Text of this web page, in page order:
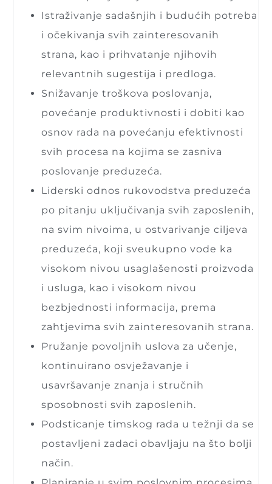
Istraživanje sadašnjih i budućih potreba
i očekivanja svih zainteresovanih
strana, kao i prihvatanje njihovih
relevantnih sugestija i predloga.
Snižavanje troškova poslovanja,
povećanje produktivnosti i dobiti kao
osnov rada na povećanju efektivnosti
svih procesa na kojima se zasniva
poslovanje preduzeća.
Liderski odnos rukovodstva preduzeća
po pitanju uključivanja svih zaposlenih,
na svim nivoima, u ostvarivanje ciljeva
preduzeća, koji sveukupno vode ka
visokom nivou usaglašenosti proizvoda
i usluga, kao i visokom nivou
bezbjednosti informacija, prema
zahtjevima svih zainteresovanih strana.
Pružanje povoljnih uslova za učenje,
kontinuirano osvježavanje i
usavršavanje znanja i stručnih
sposobnosti svih zaposlenih.
Podsticanje timskog rada u težnji da se
postavljeni zadaci obavljaju na što bolji
način.